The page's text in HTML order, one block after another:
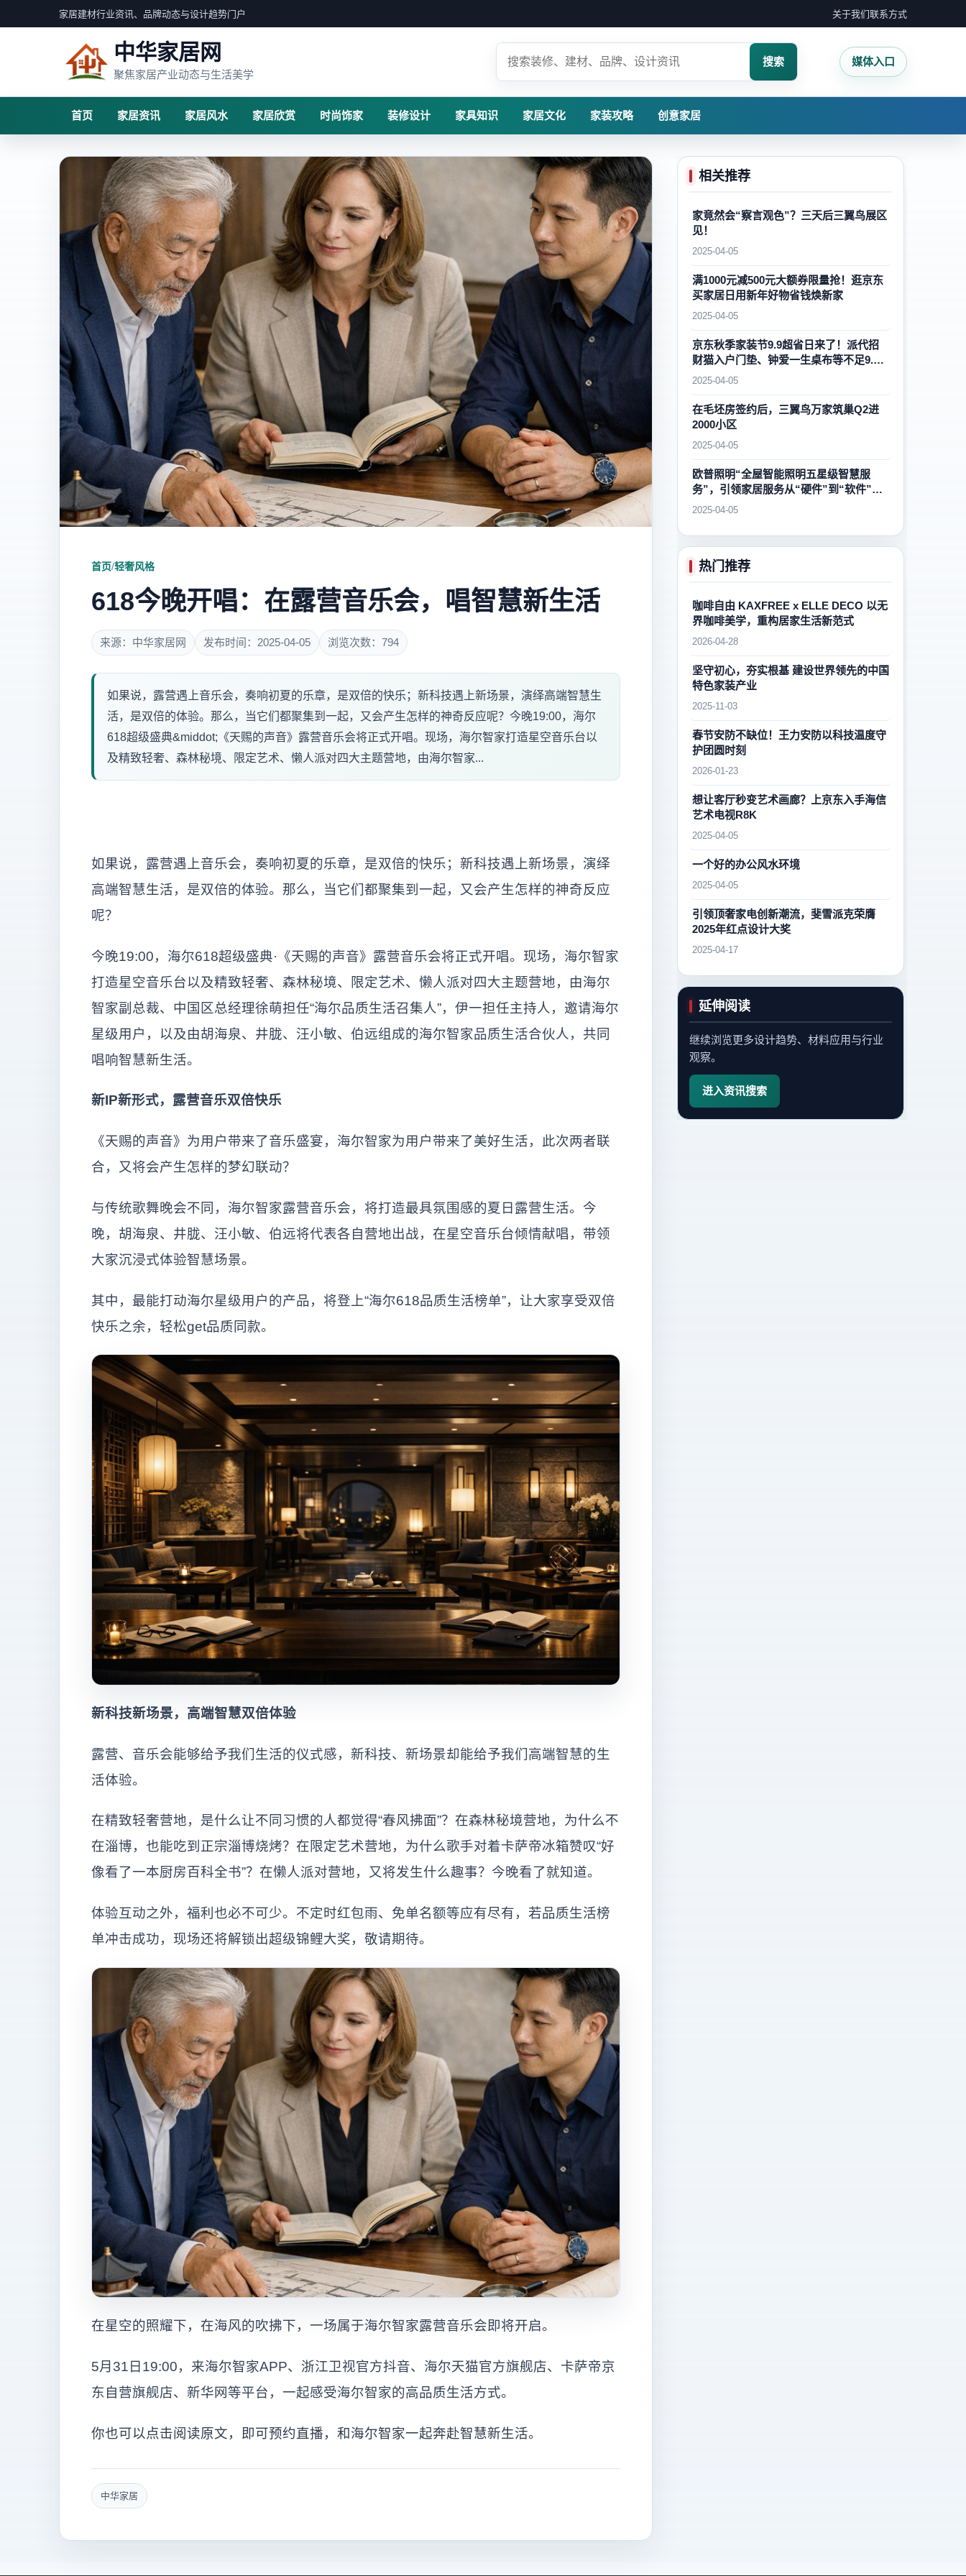
家居建材行业资讯、品牌动态与设计趋势门户 关于我们联系方式
中华家居网
聚焦家居产业动态与生活美学
搜索 媒体入口
首页 家居资讯 家居风水 家居欣赏 时尚饰家 装修设计 家具知识 家居文化 家装攻略 创意家居
首页/轻奢风格
618今晚开唱：在露营音乐会，唱智慧新生活
来源：中华家居网 发布时间：2025-04-05 浏览次数：794
如果说，露营遇上音乐会，奏响初夏的乐章，是双倍的快乐；新科技遇上新场景，演绎高端智慧生
活，是双倍的体验。那么，当它们都聚集到一起，又会产生怎样的神奇反应呢？今晚19:00，海尔
618超级盛典&middot;《天赐的声音》露营音乐会将正式开唱。现场，海尔智家打造星空音乐台以
及精致轻奢、森林秘境、限定艺术、懒人派对四大主题营地，由海尔智家...
如果说，露营遇上音乐会，奏响初夏的乐章，是双倍的快乐；新科技遇上新场景，演绎
高端智慧生活，是双倍的体验。那么，当它们都聚集到一起，又会产生怎样的神奇反应
呢？
今晚19:00，海尔618超级盛典·《天赐的声音》露营音乐会将正式开唱。现场，海尔智家
打造星空音乐台以及精致轻奢、森林秘境、限定艺术、懒人派对四大主题营地，由海尔
智家副总裁、中国区总经理徐萌担任“海尔品质生活召集人”，伊一担任主持人，邀请海尔
星级用户，以及由胡海泉、井胧、汪小敏、伯远组成的海尔智家品质生活合伙人，共同
唱响智慧新生活。
新IP新形式，露营音乐双倍快乐
《天赐的声音》为用户带来了音乐盛宴，海尔智家为用户带来了美好生活，此次两者联
合，又将会产生怎样的梦幻联动？
与传统歌舞晚会不同，海尔智家露营音乐会，将打造最具氛围感的夏日露营生活。今
晚，胡海泉、井胧、汪小敏、伯远将代表各自营地出战，在星空音乐台倾情献唱，带领
大家沉浸式体验智慧场景。
其中，最能打动海尔星级用户的产品，将登上“海尔618品质生活榜单”，让大家享受双倍
快乐之余，轻松get品质同款。
新科技新场景，高端智慧双倍体验
露营、音乐会能够给予我们生活的仪式感，新科技、新场景却能给予我们高端智慧的生
活体验。
在精致轻奢营地，是什么让不同习惯的人都觉得“春风拂面”？在森林秘境营地，为什么不
在淄博，也能吃到正宗淄博烧烤？在限定艺术营地，为什么歌手对着卡萨帝冰箱赞叹“好
像看了一本厨房百科全书”？在懒人派对营地，又将发生什么趣事？今晚看了就知道。
体验互动之外，福利也必不可少。不定时红包雨、免单名额等应有尽有，若品质生活榜
单冲击成功，现场还将解锁出超级锦鲤大奖，敬请期待。
在星空的照耀下，在海风的吹拂下，一场属于海尔智家露营音乐会即将开启。
5月31日19:00，来海尔智家APP、浙江卫视官方抖音、海尔天猫官方旗舰店、卡萨帝京
东自营旗舰店、新华网等平台，一起感受海尔智家的高品质生活方式。
你也可以点击阅读原文，即可预约直播，和海尔智家一起奔赴智慧新生活。
中华家居
相关推荐
家竟然会“察言观色”？三天后三翼鸟展区
见！
2025-04-05
满1000元减500元大额券限量抢！逛京东
买家居日用新年好物省钱焕新家
2025-04-05
京东秋季家装节9.9超省日来了！派代招
财猫入户门垫、钟爱一生桌布等不足9.9
元
2025-04-05
在毛坯房签约后，三翼鸟万家筑巢Q2进
2000小区
2025-04-05
欧普照明“全屋智能照明五星级智慧服
务”，引领家居服务从“硬件”到“软件”升
级
2025-04-05
热门推荐
咖啡自由 KAXFREE x ELLE DECO 以无
界咖啡美学，重构居家生活新范式
2026-04-28
坚守初心，夯实根基 建设世界领先的中国
特色家装产业
2025-11-03
春节安防不缺位！王力安防以科技温度守
护团圆时刻
2026-01-23
想让客厅秒变艺术画廊？上京东入手海信
艺术电视R8K
2025-04-05
一个好的办公风水环境
2025-04-05
引领顶奢家电创新潮流，斐雪派克荣膺
2025年红点设计大奖
2025-04-17
延伸阅读
继续浏览更多设计趋势、材料应用与行业
观察。
进入资讯搜索